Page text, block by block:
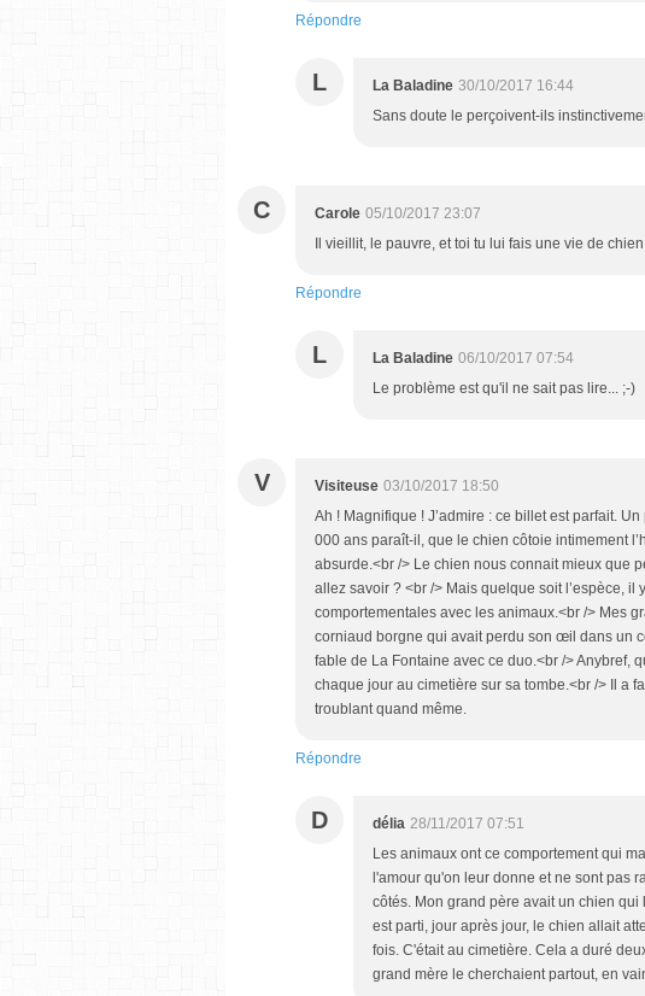
Répondre
L La Baladine 30/10/2017 16:44
Sans doute le perçoivent-ils
C Carole 05/10/2017 23:07
Il vieillit, le pauvre, et toi tu lui fais une vie de
Répondre
L La Baladine 06/10/2017 07:54
Le problème est qu'il ne sait pas lire... ;-)
V Visiteuse 03/10/2017 18:50
Ah ! Magnifique ! J’admire : ce billet est parfait.
000 ans paraît-il, que le chien côtoie intimement
absurde.<br /> Le chien nous connait mieux que
allez savoir ? <br /> Mais quelque soit l’espèce, il
comportementales avec les animaux.<br /> Mes
corniaud borgne qui avait perdu son œil dans un
fable de La Fontaine avec ce duo.<br /> Anybref,
chaque jour au cimetière sur sa tombe.<br /> Il a
troublant quand même.
Répondre
D délia 28/11/2017 07:51
Les animaux ont ce comportement qui
l'amour qu'on leur donne et ne sont pas
côtés. Mon grand père avait un chien
est parti, jour après jour, le chien allait
fois. C'était au cimetière. Cela a duré
grand mère le cherchaient partout, en